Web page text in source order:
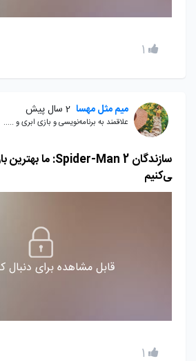
1
میم مثل مهسا 2 سال پیش
علاقمند به برنامه‌نویسی و بازی ابری و .....
ی‌کنیم
قابل مشاهده برای دنبال
1